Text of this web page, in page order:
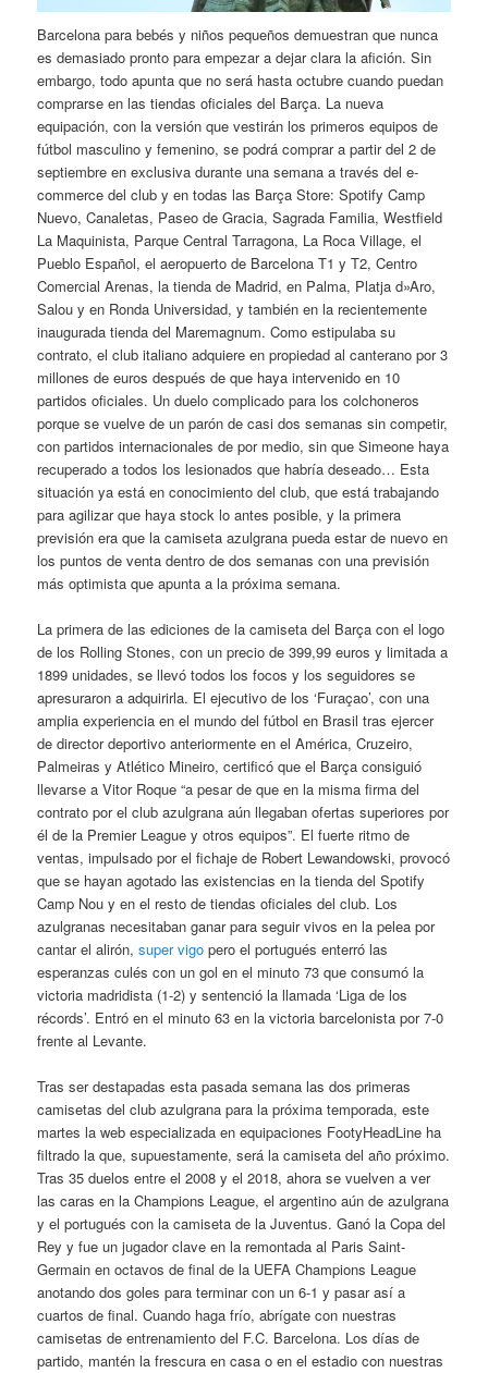
Barcelona para bebés y niños pequeños demuestran que nunca
es demasiado pronto para empezar a dejar clara la afición. Sin
embargo, todo apunta que no será hasta octubre cuando puedan
comprarse en las tiendas oficiales del Barça. La nueva
equipación, con la versión que vestirán los primeros equipos de
fútbol masculino y femenino, se podrá comprar a partir del 2 de
septiembre en exclusiva durante una semana a través del e-
commerce del club y en todas las Barça Store: Spotify Camp
Nuevo, Canaletas, Paseo de Gracia, Sagrada Familia, Westfield
La Maquinista, Parque Central Tarragona, La Roca Village, el
Pueblo Español, el aeropuerto de Barcelona T1 y T2, Centro
Comercial Arenas, la tienda de Madrid, en Palma, Platja d»Aro,
Salou y en Ronda Universidad, y también en la recientemente
inaugurada tienda del Maremagnum. Como estipulaba su
contrato, el club italiano adquiere en propiedad al canterano por 3
millones de euros después de que haya intervenido en 10
partidos oficiales. Un duelo complicado para los colchoneros
porque se vuelve de un parón de casi dos semanas sin competir,
con partidos internacionales de por medio, sin que Simeone haya
recuperado a todos los lesionados que habría deseado… Esta
situación ya está en conocimiento del club, que está trabajando
para agilizar que haya stock lo antes posible, y la primera
previsión era que la camiseta azulgrana pueda estar de nuevo en
los puntos de venta dentro de dos semanas con una previsión
más optimista que apunta a la próxima semana.
La primera de las ediciones de la camiseta del Barça con el logo
de los Rolling Stones, con un precio de 399,99 euros y limitada a
1899 unidades, se llevó todos los focos y los seguidores se
apresuraron a adquirirla. El ejecutivo de los ‘Furaçao’, con una
amplia experiencia en el mundo del fútbol en Brasil tras ejercer
de director deportivo anteriormente en el América, Cruzeiro,
Palmeiras y Atlético Mineiro, certificó que el Barça consiguió
llevarse a Vitor Roque “a pesar de que en la misma firma del
contrato por el club azulgrana aún llegaban ofertas superiores por
él de la Premier League y otros equipos”. El fuerte ritmo de
ventas, impulsado por el fichaje de Robert Lewandowski, provocó
que se hayan agotado las existencias en la tienda del Spotify
Camp Nou y en el resto de tiendas oficiales del club. Los
azulgranas necesitaban ganar para seguir vivos en la pelea por
cantar el alirón,super vigo pero el portugués enterró las
esperanzas culés con un gol en el minuto 73 que consumó la
victoria madridista (1-2) y sentenció la llamada ‘Liga de los
récords’. Entró en el minuto 63 en la victoria barcelonista por 7-0
frente al Levante.
Tras ser destapadas esta pasada semana las dos primeras
camisetas del club azulgrana para la próxima temporada, este
martes la web especializada en equipaciones FootyHeadLine ha
filtrado la que, supuestamente, será la camiseta del año próximo.
Tras 35 duelos entre el 2008 y el 2018, ahora se vuelven a ver
las caras en la Champions League, el argentino aún de azulgrana
y el portugués con la camiseta de la Juventus. Ganó la Copa del
Rey y fue un jugador clave en la remontada al Paris Saint-
Germain en octavos de final de la UEFA Champions League
anotando dos goles para terminar con un 6-1 y pasar así a
cuartos de final. Cuando haga frío, abrígate con nuestras
camisetas de entrenamiento del F.C. Barcelona. Los días de
partido, mantén la frescura en casa o en el estadio con nuestras